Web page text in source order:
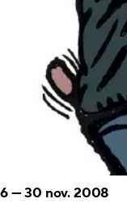
6—30 nov. 2008